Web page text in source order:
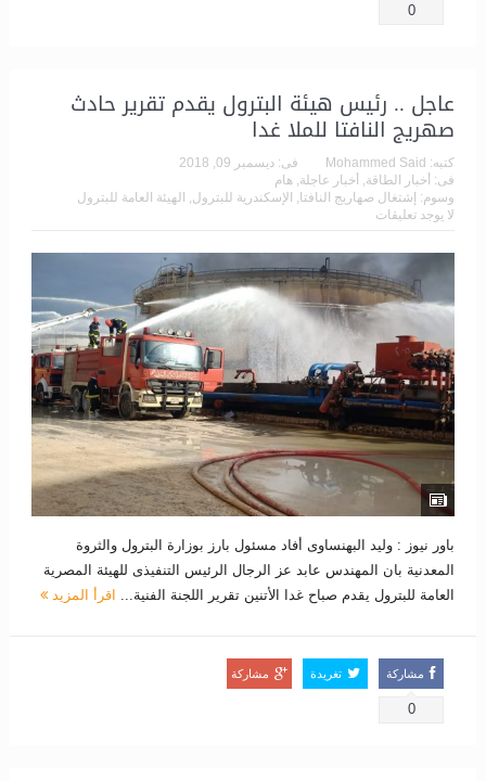
0
عاجل .. رئيس هيئة البترول يقدم تقرير حادث
صهريج النافتا للملا غدا
كتبه: Mohammed Said فى: ديسمبر 09, 2018
فى: أخبار الطاقة أخبار عاجلة هام
وسوم: إشتغال صهاريج النافتا الإسكندرية للبترول الهيئة العامة للبترول
لا يوجد تعليقات
باور نيوز : وليد البهنساوى أفاد مسئول بارز بوزارة البترول والثروة
المعدنية بان المهندس عابد عز الرجال الرئيس التنفيذى للهيئة المصرية
العامة للبترول يقدم صباح غدا الأتنين تقرير اللجنة الفنية...
اقرأ المزيد
مشاركة
0
تغريدة مشاركة